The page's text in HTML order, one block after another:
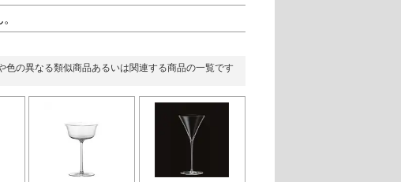
色の異なる類似商品あるいは関連する商品の一覧です